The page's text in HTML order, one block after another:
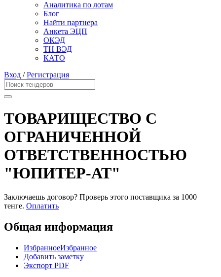
Аналитика по лотам
Блог
Найти партнера
Анкета ЭЦП
ОКЭД
ТН ВЭД
КАТО
Вход /Регистрация
ТОВАРИЩЕСТВО С
ОГРАНИЧЕННОЙ
ОТВЕТСТВЕННОСТЬЮ
"ЮПИТЕР-АТ"
Заключаешь договор? Проверь этого поставщика за 1000
тенге. Оплатить
Общая информация
ИзбранноеИзбранное
Добавить заметку
Экспорт PDF